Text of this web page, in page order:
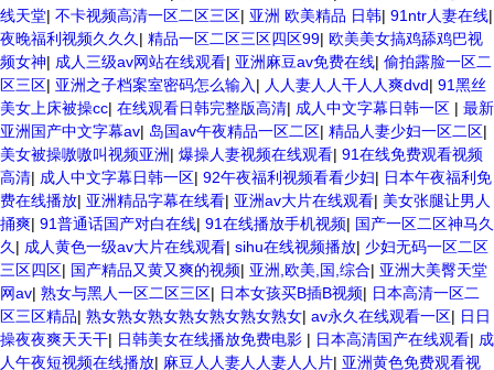
线天堂| 不卡视频高清一区二区三区| 亚洲 欧美精品 日韩| 91ntr人妻在线|
夜晚福利视频久久久 | 精品一区二区三区四区99| 欧美美女搞鸡舔鸡巴视
频女神| 成人三级av网站在线观看| 亚洲麻豆av免费在线| 偷拍露脸一区二
区三区| 亚洲之子档案室密码怎么输入 | 人人妻人人干人人爽dvd| 91黑丝
美女上床被操cc| 在线观看日韩完整版高清| 成人中文字幕日韩一区 | 最新
亚洲国产中文字幕av| 岛国av午夜精品一区二区| 精品人妻少妇一区二区|
美女被操嗷嗷叫视频亚洲| 爆操人妻视频在线观看| 91在线免费观看视频
高清| 成人中文字幕日韩一区| 92午夜福利视频看看少妇| 日本午夜福利免
费在线播放| 亚洲精品字幕在线看| 亚洲av大片在线观看| 美女张腿让男人
捅爽| 91普通话国产对白在线| 91在线播放手机视频| 国产一区二区神马久
久 | 成人黄色一级av大片在线观看| sihu在线视频播放| 少妇无码一区二区
三区四区| 国产精品又黄又爽的视频| 亚洲,欧美,国,综合| 亚洲大美臀天堂
网av| 熟女与黑人一区二区三区| 日本女孩买B插B视频| 日本高清一区二
区三区精品| 熟女熟女熟女熟女熟女熟女熟女| av永久在线观看一区| 日日
操夜夜爽天天干| 日韩美女在线播放免费电影 | 日本高清国产在线观看| 成
人午夜短视频在线播放| 麻豆人人妻人人妻人人片| 亚洲黄色免费观看视